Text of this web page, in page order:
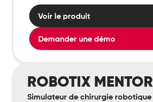
Voir le produit
Demander une démo
MentorROBOTIX MENTOR
Simulateur de chirurgie robotique